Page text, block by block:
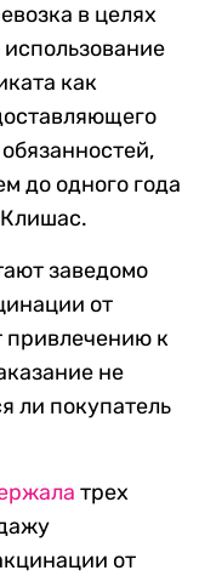
в целях
как
до одного года
заведомо
от
привлечению к
не
ли покупатель
трех
от